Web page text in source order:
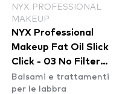
NYX PROFESSIONAL
MAKEUP
NYX Professional
Makeup Fat Oil Slick
Click - 03 No Filter
Needed
Balsami e trattamenti
per le labbra